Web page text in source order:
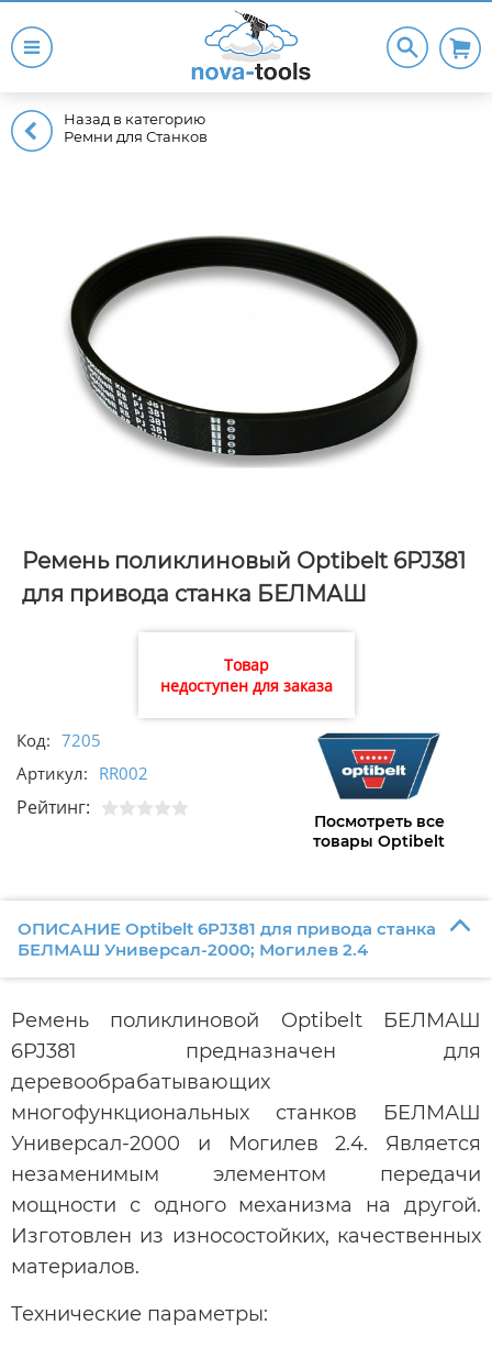
Назад в категорию
Ремни для Станков
Ремень поликлиновый Optibelt 6PJ381
для привода станка БЕЛМАШ
Универсал-2000; Могилев 2.4
Товар
недоступен для заказа
Код: 7205
Артикул: RR002
Рейтинг:
Посмотреть все
товары Optibelt
ОПИСАНИЕ Optibelt 6PJ381 для привода станка
БЕЛМАШ Универсал-2000; Могилев 2.4
Ремень поликлиновой Optibelt БЕЛМАШ
6PJ381 предназначен для
деревообрабатывающих
многофункциональных станков БЕЛМАШ
Универсал-2000 и Могилев 2.4. Является
незаменимым элементом передачи
мощности с одного механизма на другой.
Изготовлен из износостойких, качественных
материалов.
Технические параметры: